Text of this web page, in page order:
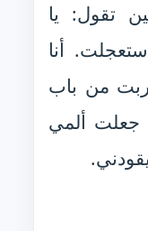
تقول: يا
أنا
من باب
جعلت ألمي